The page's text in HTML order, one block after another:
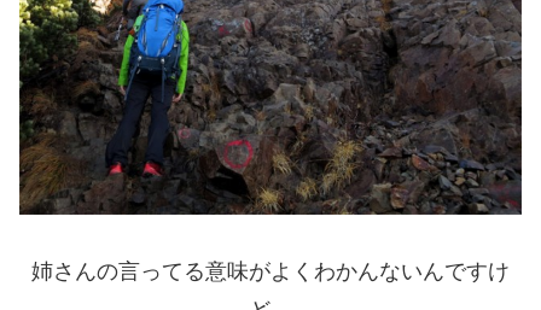
姉さんの言ってる意味がよくわかんないんですけ